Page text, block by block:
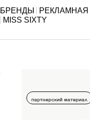
БРЕНДЫ
MISS SIXTY
партнерский материал